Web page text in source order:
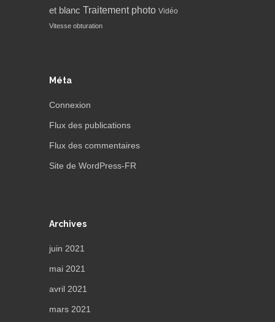
et blanc Traitement photo Vidéo
Vitesse obturation
Méta
Connexion
Flux des publications
Flux des commentaires
Site de WordPress-FR
Archives
juin 2021
mai 2021
avril 2021
mars 2021